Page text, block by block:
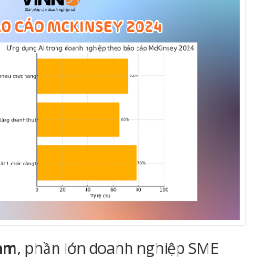
, phần lớn doanh nghiệp SME